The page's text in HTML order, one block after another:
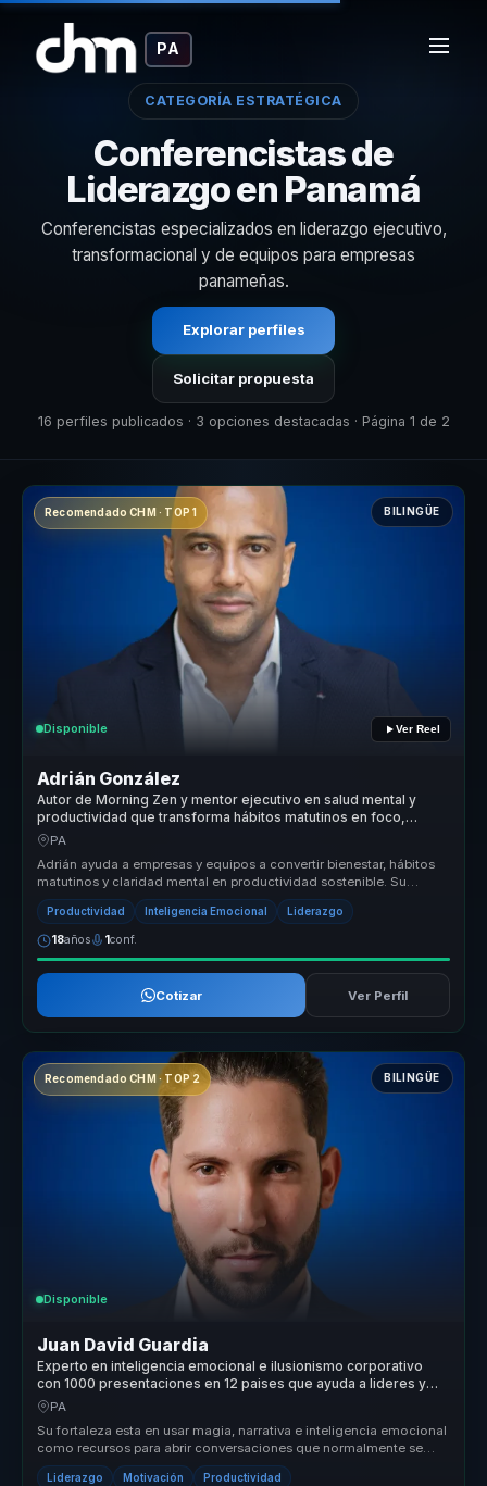
PA
CATEGORÍA ESTRATÉGICA
Conferencistas de
Liderazgo en Panamá
Conferencistas especializados en liderazgo ejecutivo,
transformacional y de equipos para empresas
panameñas.
Explorar perfiles
Solicitar propuesta
16 perfiles publicados · 3 opciones destacadas · Página 1 de 2
Recomendado CHM · TOP 1 BILINGÜE
Disponible Ver Reel
Adrián González
Autor de Morning Zen y mentor ejecutivo en salud mental y
productividad que transforma hábitos matutinos en foco,
energía y rendimiento para líderes y equipos.
PA
Adrián ayuda a empresas y equipos a convertir bienestar, hábitos
matutinos y claridad mental en productividad sostenible. Su
propuesta un...
Productividad Inteligencia Emocional Liderazgo
18años 1conf.
Cotizar Ver Perfil
Recomendado CHM · TOP 2 BILINGÜE
Disponible
Juan David Guardia
Experto en inteligencia emocional e ilusionismo corporativo
con 1000 presentaciones en 12 paises que ayuda a lideres y
equipos a generar recordacion y accion.
PA
Su fortaleza esta en usar magia, narrativa e inteligencia emocional
como recursos para abrir conversaciones que normalmente se
olvidan ra...
Liderazgo Motivación Productividad